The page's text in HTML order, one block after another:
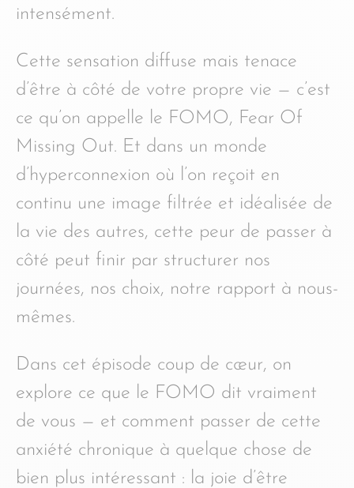
intensément.
Cette sensation diffuse mais tenace
d’être à côté de votre propre vie — c’est
ce qu’on appelle le FOMO, Fear Of
Missing Out. Et dans un monde
d’hyperconnexion où l’on reçoit en
continu une image filtrée et idéalisée de
la vie des autres, cette peur de passer à
côté peut finir par structurer nos
journées, nos choix, notre rapport à nous-
mêmes.
Dans cet épisode coup de cœur, on
explore ce que le FOMO dit vraiment
de vous — et comment passer de cette
anxiété chronique à quelque chose de
bien plus intéressant : la joie d’être